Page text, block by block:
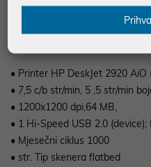
ispisne uloške
• Printer HP DeskJet 2920 AiO
• 7,5 c/b str/min, 5 ,5 str/min
• 1200x1200 dpi,64 MB,
• 1 Hi-Speed USB 2.0
• Mjesečni ciklus 1000
• str. Tip skenera flatbed